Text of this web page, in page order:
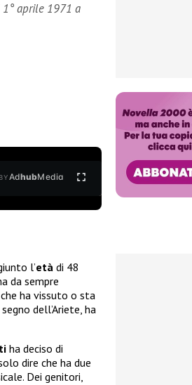
aprile 1971 a
AdhubMedia
l’età di 48
da sempre
ha vissuto o sta
dell’Ariete, ha
ha deciso di
dire che ha due
Dei genitori,